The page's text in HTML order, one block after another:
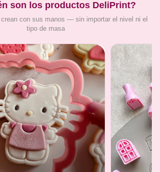
son los productos DeliPrint?
con sus manos — sin importar el nivel ni el
tipo de masa